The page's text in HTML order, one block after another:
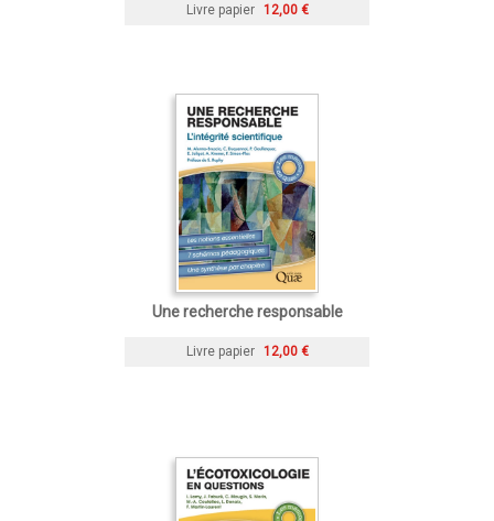
Livre papier 12,00 €
Une recherche responsable
Livre papier 12,00 €